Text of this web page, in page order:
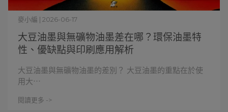
大豆油墨與無礦物油墨差在哪？環保油墨特
性、優缺點與印刷應用解析
麥小編 | 2026-06-17
大豆油墨與無礦物油墨的差別？ 大豆油墨的重點在於使
用大⋯
閱讀更多 ->